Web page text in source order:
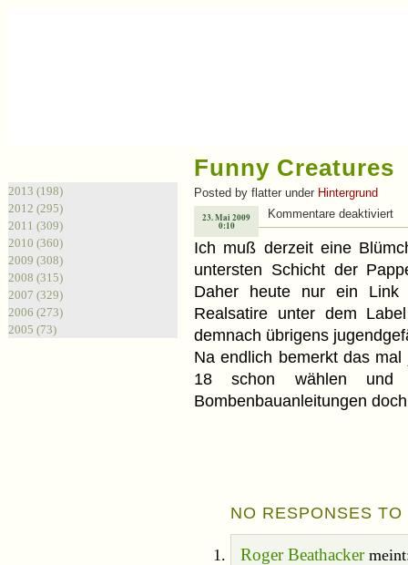
2013 (198)
2012 (295)
2011 (309)
2010 (360)
2009 (308)
2008 (315)
2007 (329)
2006 (273)
2005 (73)
Funny Creatures
Posted by flatter under Hintergrund
Kommentare deaktiviert
23. Mai 2009
0:10
Ich muß derzeit eine
untersten Schicht der
Daher heute nur ein
Realsatire unter dem
demnach übrigens
Na endlich bemerkt das
18 schon wählen und
Bombenbauanleitungen
NO RESPONSES TO
Roger Beathacker